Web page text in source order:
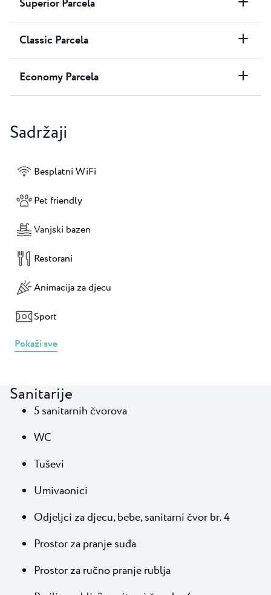
Superior Parcela
Classic Parcela
Economy Parcela
Sadržaji
Besplatni WiFi
Pet friendly
Vanjski bazen
Restorani
Animacija za djecu
Sport
Pokaži sve
Sanitarije
5 sanitarnih čvorova
WC
Tuševi
Umivaonici
Odjeljci za djecu, bebe, sanitarni čvor br. 4
Prostor za pranje suđa
Prostor za ručno pranje rublja